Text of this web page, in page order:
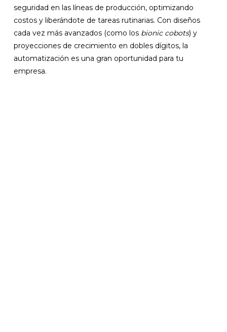
seguridad en las líneas de producción, optimizando
costos y liberándote de tareas rutinarias. Con diseños
cada vez más avanzados (como los bionic cobots) y
proyecciones de crecimiento en dobles dígitos, la
automatización es una gran oportunidad para tu
empresa.